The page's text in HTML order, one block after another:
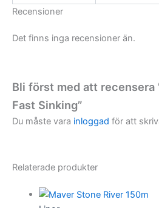
Recensioner
Det finns inga recensioner än.
Bli först med att recensera
Fast Sinking”
Du måste vara inloggad för att
Relaterade produkter